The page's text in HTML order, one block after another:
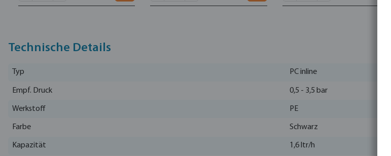
Technische Details
Typ PC inline
Empf. Druck 0,5 - 3,5 bar
Werkstoff PE
Farbe Schwarz
Kapazität 1,6 ltr/h